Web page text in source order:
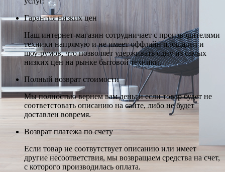
Гарантия низких цен
Наш интернет-магазин сотрудничает с производителями
техники напрямую и не имеет оффлайн площадей и
шоу-румов, что позволяет удерживать одну из самых
низких цен на рынке бытовой техники.
Полный возврат стоимости
Мы полностью вернем вам деньги если товар будет не
соответстовать описанию на сайте, либо не будет
доставлен вовремя.
Возврат платежа по счету
Если товар не соотвутствует описанию или имеет
другие несоответствия, мы возвращаем средства на счет,
с которого производилась оплата.